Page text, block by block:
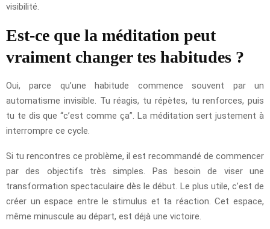
visibilité.
Est-ce que la méditation peut
vraiment changer tes habitudes ?
Oui, parce qu’une habitude commence souvent par un
automatisme invisible. Tu réagis, tu répètes, tu renforces, puis
tu te dis que “c’est comme ça”. La méditation sert justement à
interrompre ce cycle.
Si tu rencontres ce problème, il est recommandé de commencer
par des objectifs très simples. Pas besoin de viser une
transformation spectaculaire dès le début. Le plus utile, c’est de
créer un espace entre le stimulus et ta réaction. Cet espace,
même minuscule au départ, est déjà une victoire.